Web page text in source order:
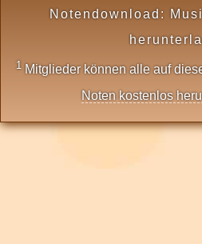
Notendownload:
1 Mitglieder können alle auf
Noten kostenlos